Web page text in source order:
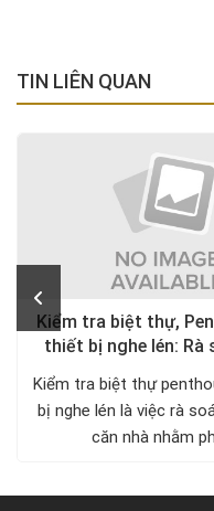
TIN LIÊN QUAN
Kiểm tra biệt thự,
thiết bị nghe lén: Rà
diện, trả lại không
Kiểm tra biệt thự
bị nghe lén là việc rà
căn nhà nhằm